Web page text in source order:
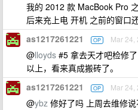
我的 2012 款 MacBook Pro
后来充上电 开机 之前的窗口
as1217261221 OP Mar 24,
@lloyds #5 拿去天才吧检修
以上，看来真成搬砖了。
as1217261221 OP Mar 24,
@ybz 修好了吗 上周去维修